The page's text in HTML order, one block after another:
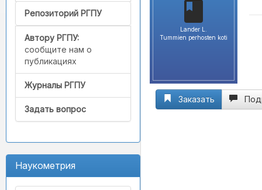
Репозиторий РГПУ
Автору РГПУ:
сообщите нам о
публикациях
Журналы РГПУ
Задать вопрос
Наукометрия
Lander L.
Tummien perhosten koti
Заказать